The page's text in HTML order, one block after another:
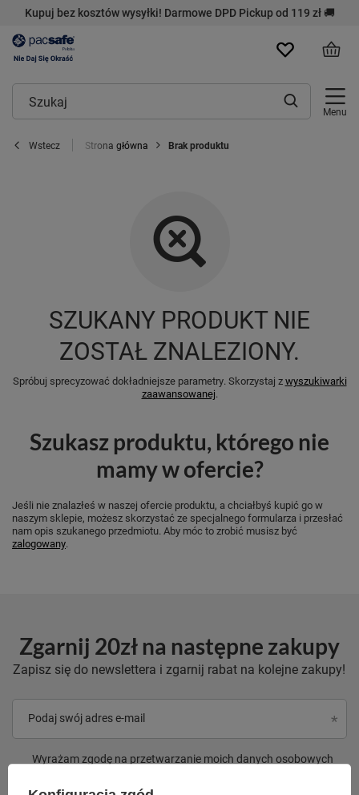
Kupuj bez kosztów wysyłki! Darmowe DPD Pickup od 119 zł 🚚
Menu
Wstecz Strona główna Brak produktu
SZUKANY PRODUKT NIE
ZOSTAŁ ZNALEZIONY.
Spróbuj sprecyzować dokładniejsze parametry. Skorzystaj zwyszukiwarki
zaawansowanej.
Szukasz produktu, którego nie
mamy w ofercie?
Jeśli nie znalazłeś w naszej ofercie produktu, a chciałbyś kupić go w
naszym sklepie, możesz skorzystać ze specjalnego formularza i przesłać
nam opis szukanego przedmiotu. Aby móc to zrobić musisz być
zalogowany.
Zgarnij 20zł na następne zakupy
Zapisz się do newslettera i zgarnij rabat na kolejne zakupy!
Podaj swój adres e-mail
Wyrażam zgodę na przetwarzanie moich danych osobowych
handlową (marketing). Więcej w